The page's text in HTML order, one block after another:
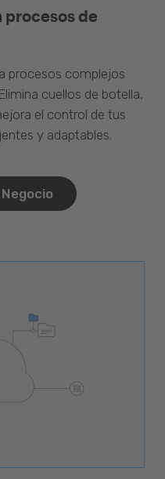
procesos de
procesos complejos
cuellos de botella,
el control de tus
y adaptables.